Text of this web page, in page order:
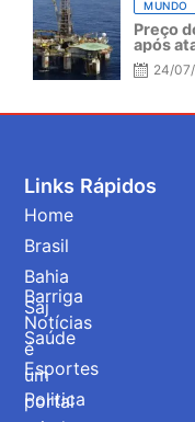
MUNDO
Preço
após
24/
Barriga
Notícias
é
um
portal
Links Rápidos
Home
Brasil
Bahia
Saj
Saúde
Esportes
Politica